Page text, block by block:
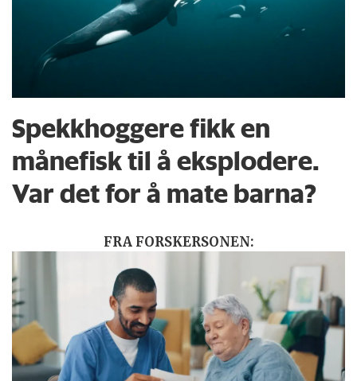
Spekkhoggere fikk en
månefisk til å eksplodere.
Var det for å mate barna?
FRA FORSKERSONEN: